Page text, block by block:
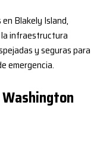
Blakely Island,
infraestructura
y seguras para
emergencia.